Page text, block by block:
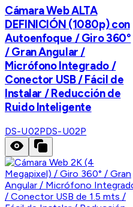
Cámara Web ALTA
DEFINICIÓN (1080p) con
Autoenfoque / Giro 360°
/ Gran Angular /
Micrófono Integrado /
Conector USB / Fácil de
Instalar / Reducción de
Ruido Inteligente
DS-U02PDS-U02P